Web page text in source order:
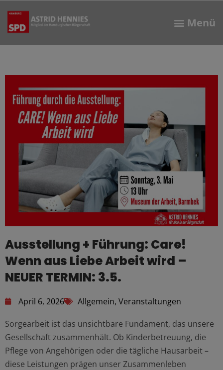
Ausstellung + Führung: Care!
Wenn aus Liebe Arbeit wird –
NEUER TERMIN: 3.5.
April 6, 2026 Allgemein, Veranstaltungen
Sorgearbeit ist das unsichtbare Fundament, das unsere
Gesellschaft zusammenhält. Ob Kinderbetreuung, die
Pflege von Angehörigen oder die tägliche Hausarbeit –
diese Leistungen prägen unser Zusammenleben